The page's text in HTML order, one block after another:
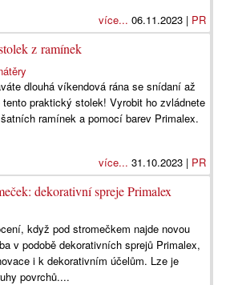
více... 06.11.2023 | PR
z ramínek
dlouhá víkendová rána se snídaní až
praktický stolek! Vyrobit ho zvládnete
ramínek a pomocí barev Primalex.
více... 31.10.2023 | PR
dekorativní spreje Primalex
když pod stromečkem najde novou
v podobě dekorativních sprejů Primalex,
i k dekorativním účelům. Lze je
povrchů....